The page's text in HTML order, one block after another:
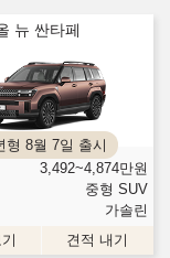
뉴 싼타페
형 8월 7일 출시
3,492~4,874만원
중형 SUV
가솔린
견적 내기